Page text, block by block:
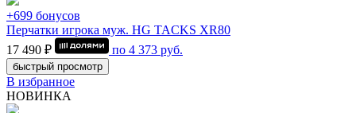
+699 бонусов
Перчатки игрока муж. HG TACKS XR80
17 490 ₽
по 4 373 руб.
быстрый просмотр
В избранное
НОВИНКА